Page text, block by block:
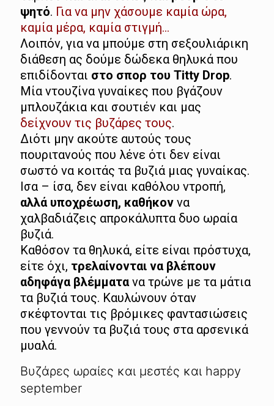
ψητό. Για να μην χάσουμε καμία ώρα,
καμία μέρα, καμία στιγμή…
Λοιπόν, για να μπούμε στη σεξουλιάρικη
διάθεση ας δούμε δώδεκα θηλυκά που
επιδίδονται στο σπορ του Titty Drop.
Μία ντουζίνα γυναίκες που βγάζουν
μπλουζάκια και σουτιέν και μας
δείχνουν τις βυζάρες τους.
Διότι μην ακούτε αυτούς τους
πουριτανούς που λένε ότι δεν είναι
σωστό να κοιτάς τα βυζιά μιας γυναίκας.
Ισα – ίσα, δεν είναι καθόλου ντροπή,
αλλά υποχρέωση, καθήκον να
χαλβαδιάζεις απροκάλυπτα δυο ωραία
βυζιά.
Καθόσον τα θηλυκά, είτε είναι πρόστυχα,
είτε όχι, τρελαίνονται να βλέπουν
αδηφάγα βλέμματα να τρώνε με τα μάτια
τα βυζιά τους. Καυλώνουν όταν
σκέφτονται τις βρόμικες φαντασιώσεις
που γεννούν τα βυζιά τους στα αρσενικά
μυαλά.
Βυζάρες ωραίες και μεστές και happy
september